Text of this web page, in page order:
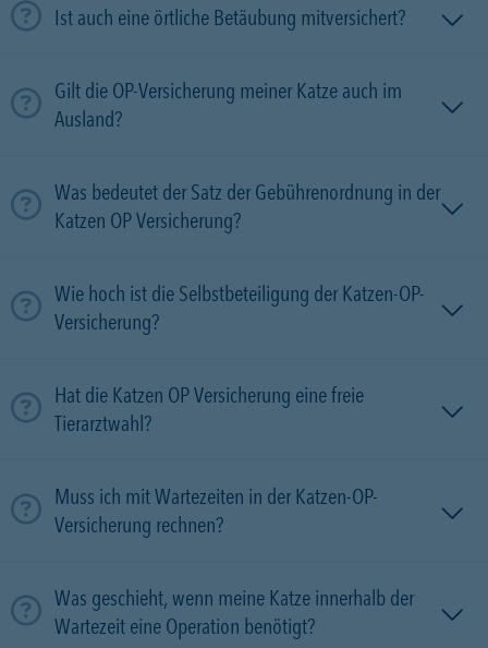
Ist auch eine örtliche Betäubung mitversichert?
Gilt die OP-Versicherung meiner Katze auch im
Ausland?
Was bedeutet der Satz der Gebührenordnung in der
Katzen OP Versicherung?
Wie hoch ist die Selbstbeteiligung der Katzen-OP-
Versicherung?
Hat die Katzen OP Versicherung eine freie
Tierarztwahl?
Muss ich mit Wartezeiten in der Katzen-OP-
Versicherung rechnen?
Was geschieht, wenn meine Katze innerhalb der
Wartezeit eine Operation benötigt?